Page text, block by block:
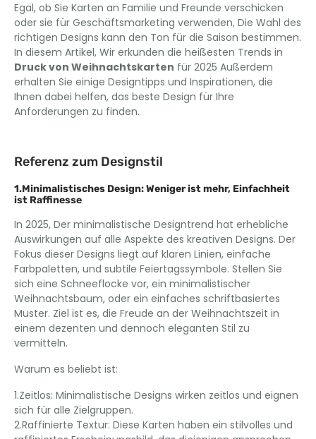
Egal, ob Sie Karten an Familie und Freunde verschicken
oder sie für Geschäftsmarketing verwenden, Die Wahl des
richtigen Designs kann den Ton für die Saison bestimmen.
In diesem Artikel, Wir erkunden die heißesten Trends in
Druck von Weihnachtskarten für 2025 Außerdem
erhalten Sie einige Designtipps und Inspirationen, die
Ihnen dabei helfen, das beste Design für Ihre
Anforderungen zu finden.
Referenz zum Designstil
1.Minimalistisches Design: Weniger ist mehr, Einfachheit
ist Raffinesse
In 2025, Der minimalistische Designtrend hat erhebliche
Auswirkungen auf alle Aspekte des kreativen Designs. Der
Fokus dieser Designs liegt auf klaren Linien, einfache
Farbpaletten, und subtile Feiertagssymbole. Stellen Sie
sich eine Schneeflocke vor, ein minimalistischer
Weihnachtsbaum, oder ein einfaches schriftbasiertes
Muster. Ziel ist es, die Freude an der Weihnachtszeit in
einem dezenten und dennoch eleganten Stil zu
vermitteln.
Warum es beliebt ist:
1.Zeitlos: Minimalistische Designs wirken zeitlos und eignen
sich für alle Zielgruppen.
2.Raffinierte Textur: Diese Karten haben ein stilvolles und